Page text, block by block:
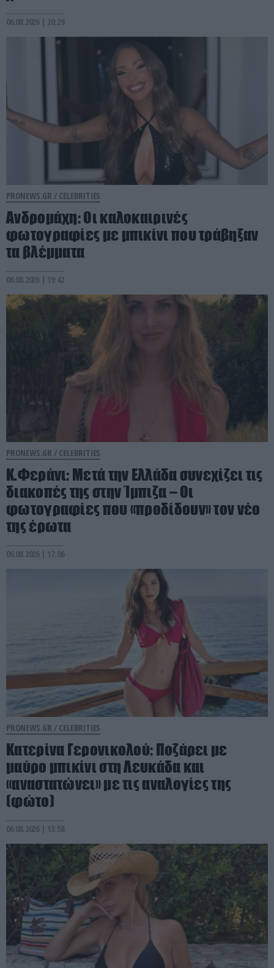
06.08.2026 | 20:29
PRONEWS.GR / CELEBRITIES
Ανδρομάχη: Οι καλοκαιρινές
φωτογραφίες με μπικίνι που τράβηξαν
τα βλέμματα
06.08.2026 | 19:42
PRONEWS.GR / CELEBRITIES
Κ.Φεράνι: Μετά την Ελλάδα συνεχίζει τις
διακοπές της στην Ίμπιζα – Οι
φωτογραφίες που «προδίδουν» τον νέο
της έρωτα
06.08.2026 | 17:06
PRONEWS.GR / CELEBRITIES
Κατερίνα Γερονικολού: Ποζάρει με
μαύρο μπικίνι στη Λευκάδα και
«αναστατώνει» με τις αναλογίες της
(φώτο)
06.08.2026 | 13:58